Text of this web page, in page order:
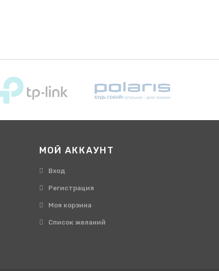
МОЙ АККАУНТ
Вход
Регистрация
Моя корзина
Cписок желаний